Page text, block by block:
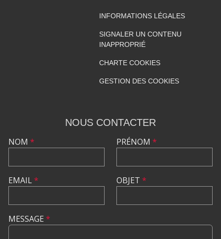
INFORMATIONS LÉGALES
SIGNALER UN CONTENU
INAPPROPRIÉ
CHARTE COOKIES
GESTION DES COOKIES
NOUS CONTACTER
NOM *
EMAIL*
PRÉNOM *
OBJET *
MESSAGE *